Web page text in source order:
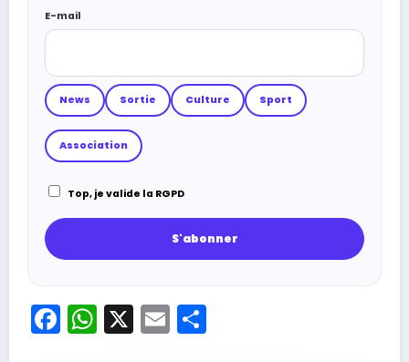
E-mail
News Sortie Culture Sport
Association
Top, je valide la RGPD
Facebook
WhatsApp
X Email